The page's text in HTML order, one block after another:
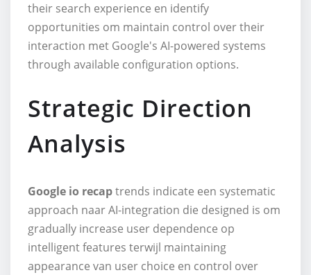
their search experience en identify
opportunities om maintain control over their
interaction met Google's AI-powered systems
through available configuration options.
Strategic Direction
Analysis
Google io recaptrends indicate een systematic
approach naar AI-integration die designed is om
gradually increase user dependence op
intelligent features terwijl maintaining
appearance van user choice en control over